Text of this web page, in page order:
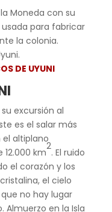
Moneda con su
para fabricar
la colonia.
DE UYUNI
excursión al
es el salar más
el altiplano
km
2
. El ruido
el corazón y los
el cielo
no hay lugar
en la Isla